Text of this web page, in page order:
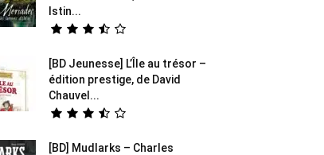
Istin...
[BD Jeunesse] L’Île au trésor –
édition prestige, de David
Chauvel...
[BD] Mudlarks – Charles